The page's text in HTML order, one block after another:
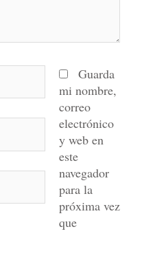
Guarda
mi nombre,
correo
electrónico
y web en
este
navegador
para la
próxima vez
que